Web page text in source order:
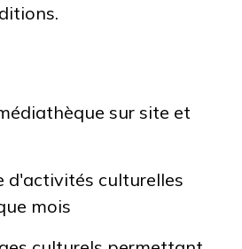
sur site et
d'activités culturelles
mois